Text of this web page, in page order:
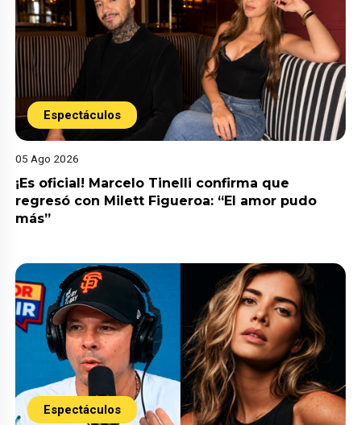
Espectáculos
05 Ago 2026
¡Es oficial! Marcelo Tinelli confirma que
regresó con Milett Figueroa: “El amor pudo
más”
Espectáculos